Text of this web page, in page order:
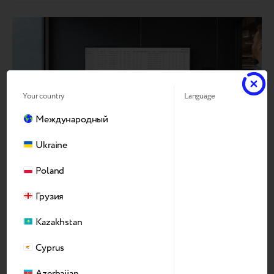
Контроль на каждом этапе
Все в одном месте
Your country
Международный
Ukraine
Poland
Грузия
Kazakhstan
Cyprus
Language